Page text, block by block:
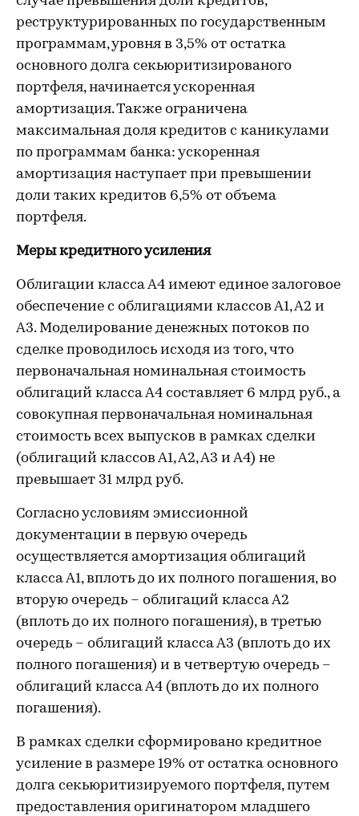
реструктурированных по государственным
программам, уровня в 3,5% от остатка
основного долга секьюритизированого
портфеля, начинается ускоренная
амортизация. Также ограничена
максимальная доля кредитов с каникулами
по программам банка: ускоренная
амортизация наступает при превышении
доли таких кредитов 6,5% от объема
портфеля.
Меры кредитного усиления
Облигации класса А4 имеют единое залоговое
обеспечение с облигациями классов А1, А2 и
А3. Моделирование денежных потоков по
сделке проводилось исходя из того, что
первоначальная номинальная стоимость
облигаций класса А4 составляет 6 млрд руб., а
совокупная первоначальная номинальная
стоимость всех выпусков в рамках сделки
(облигаций классов А1, А2, А3 и А4) не
превышает 31 млрд руб.
Согласно условиям эмиссионной
документации в первую очередь
осуществляется амортизация облигаций
класса А1, вплоть до их полного погашения, во
вторую очередь – облигаций класса А2
(вплоть до их полного погашения), в третью
очередь – облигаций класса А3 (вплоть до их
полного погашения) и в четвертую очередь –
облигаций класса А4 (вплоть до их полного
погашения).
В рамках сделки сформировано кредитное
усиление в размере 19% от остатка основного
долга секьюритизируемого портфеля, путем
предоставления оригинатором младшего